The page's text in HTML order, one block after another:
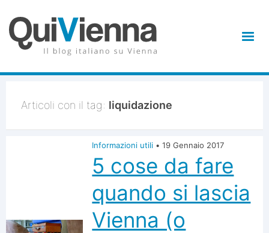
Articoli con il tag: liquidazione
Informazioni utili • 19 Gennaio 2017
5 cose da fare
quando si lascia
Vienna (o